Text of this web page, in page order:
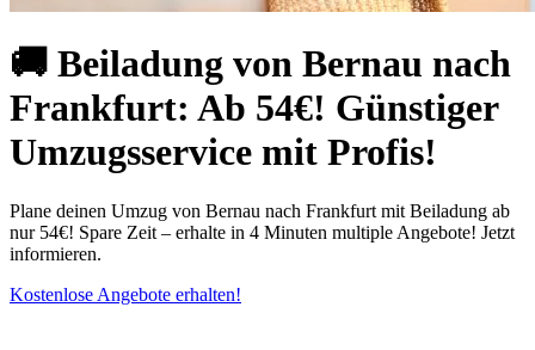
🚚 Beiladung von Bernau nach
Frankfurt: Ab 54€! Günstiger
Umzugsservice mit Profis!
Plane deinen Umzug von Bernau nach Frankfurt mit Beiladung ab
nur 54€! Spare Zeit – erhalte in 4 Minuten multiple Angebote! Jetzt
informieren.
Kostenlose Angebote erhalten!